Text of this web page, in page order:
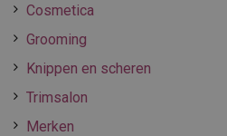
Cosmetica
Grooming
Knippen en scheren
Trimsalon
Merken